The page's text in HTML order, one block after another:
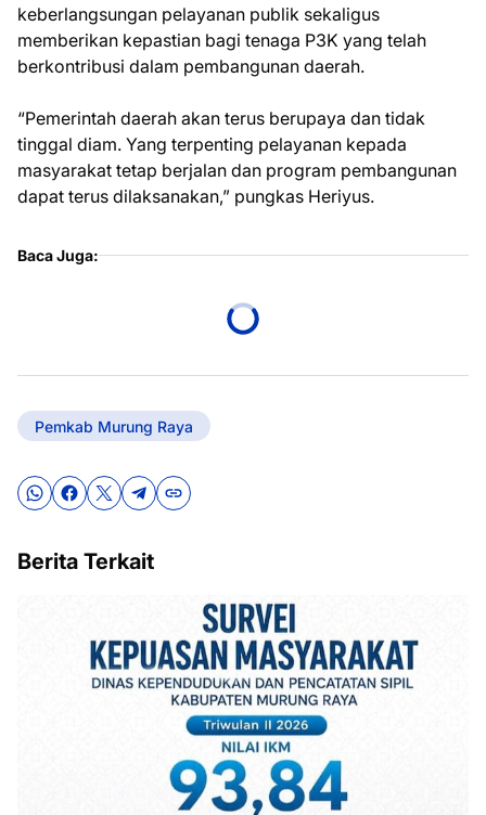
keberlangsungan pelayanan publik sekaligus
memberikan kepastian bagi tenaga P3K yang telah
berkontribusi dalam pembangunan daerah.
“Pemerintah daerah akan terus berupaya dan tidak
tinggal diam. Yang terpenting pelayanan kepada
masyarakat tetap berjalan dan program pembangunan
dapat terus dilaksanakan,” pungkas Heriyus.
Baca Juga:
Pemkab Murung Raya
Berita Terkait